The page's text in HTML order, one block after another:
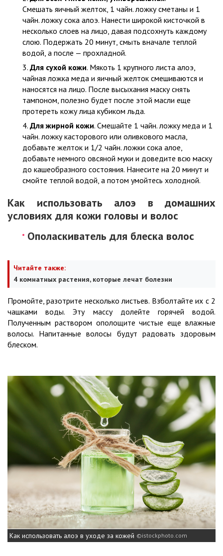
Смешать яичный желток, 1 чайн. ложку сметаны и 1
чайн. ложку сока алоэ. Нанести широкой кисточкой в
несколько слоев на лицо, давая подсохнуть каждому
слою. Подержать 20 минут, смыть вначале теплой
водой, а после — прохладной.
Для сухой кожи. Мякоть 1 крупного листа алоэ,
чайная ложка меда и яичный желток смешиваются и
наносятся на лицо. После высыхания маску снять
тампоном, полезно будет после этой масли еще
протереть кожу лица кубиком льда.
Для жирной кожи. Смешайте 1 чайн. ложку меда и 1
чайн. ложку касторового или оливкового масла,
добавьте желток и 1/2 чайн. ложки сока алое,
добавьте немного овсяной муки и доведите всю маску
до кашеобразного состояния. Нанесите на 20 минут и
смойте теплой водой, а потом умойтесь холодной.
Как использовать алоэ в домашних
условиях для кожи головы и волос
Ополаскиватель для блеска волос
Читайте также:
4 комнатных растения, которые лечат болезни
Промойте, разотрите несколько листьев. Взболтайте их с 2
чашками воды. Эту массу долейте горячей водой.
Полученным раствором ополощите чистые еще влажные
волосы. Напитанные волосы будут радовать здоровым
блеском.
Как использовать алоэ в уходе за кожей istockphoto.com